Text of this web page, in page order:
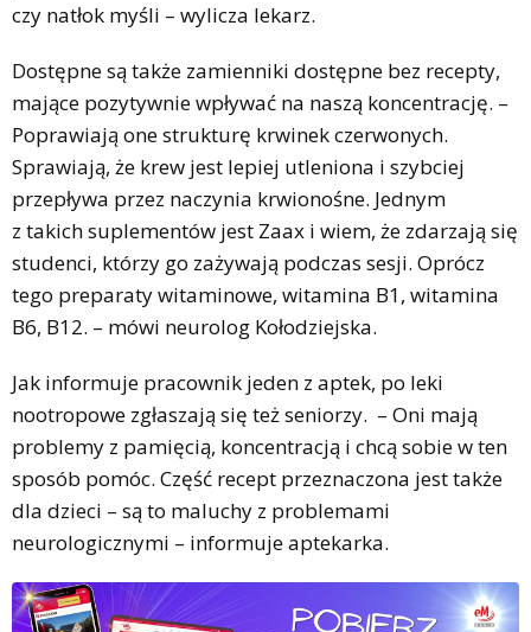
czy natłok myśli – wylicza lekarz.
Dostępne są także zamienniki dostępne bez recepty,
mające pozytywnie wpływać na naszą koncentrację. –
Poprawiają one strukturę krwinek czerwonych.
Sprawiają, że krew jest lepiej utleniona i szybciej
przepływa przez naczynia krwionośne. Jednym
z takich suplementów jest Zaax i wiem, że zdarzają się
studenci, którzy go zażywają podczas sesji. Oprócz
tego preparaty witaminowe, witamina B1, witamina
B6, B12. – mówi neurolog Kołodziejska.
Jak informuje pracownik jeden z aptek, po leki
nootropowe zgłaszają się też seniorzy. – Oni mają
problemy z pamięcią, koncentracją i chcą sobie w ten
sposób pomóc. Część recept przeznaczona jest także
dla dzieci – są to maluchy z problemami
neurologicznymi – informuje aptekarka.